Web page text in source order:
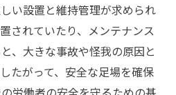
い設置と維持管理が求められ
されていたり、メンテナンス
、大きな事故や怪我の原因と
たがって、安全な足場を確保